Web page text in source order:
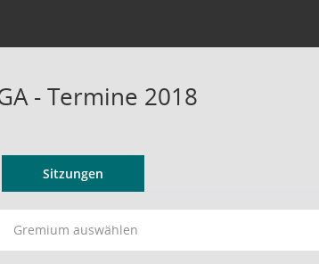
- Termine 2018
Sitzungen
Gremium auswählen